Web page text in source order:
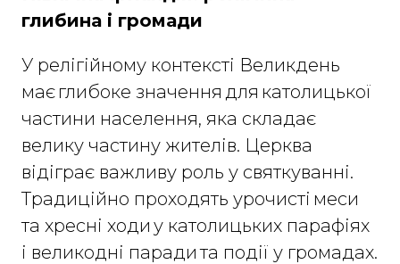
глибина і громади
У релігійному контексті Великдень
має глибоке значення для католицької
частини населення, яка складає
велику частину жителів. Церква
відіграє важливу роль у святкуванні.
Традиційно проходять урочисті меси
та хресні ходи у католицьких парафіях
і великодні паради та події у громадах.